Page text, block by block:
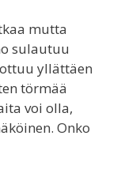
mutta
sulautuu
yllättäen
törmää
voi olla,
Onko